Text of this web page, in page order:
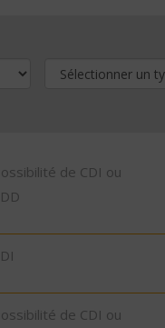
de CDI ou
de CDI ou